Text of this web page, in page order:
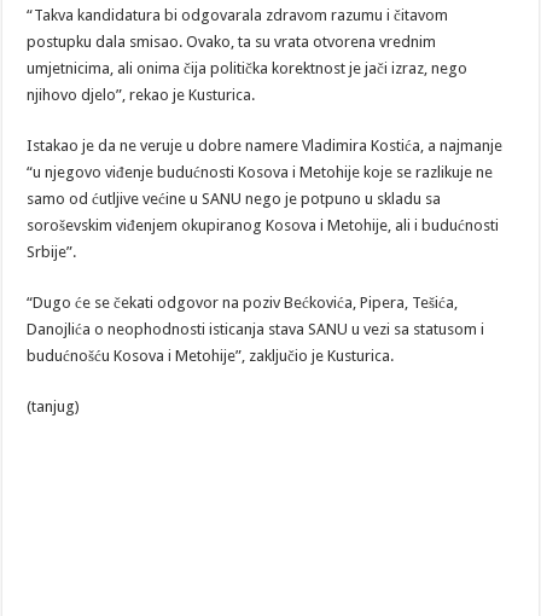
“Takva kandidatura bi odgovarala zdravom razumu i čitavom
postupku dala smisao. Ovako, ta su vrata otvorena vrednim
umjetnicima, ali onima čija politička korektnost je jači izraz, nego
njihovo djelo”, rekao je Kusturica.
Istakao je da ne veruje u dobre namere Vladimira Kostića, a najmanje
“u njegovo viđenje budućnosti Kosova i Metohije koje se razlikuje ne
samo od ćutljive većine u SANU nego je potpuno u skladu sa
soroševskim viđenjem okupiranog Kosova i Metohije, ali i budućnosti
Srbije”.
“Dugo će se čekati odgovor na poziv Bećkovića, Pipera, Tešića,
Danojlića o neophodnosti isticanja stava SANU u vezi sa statusom i
budućnošću Kosova i Metohije”, zaključio je Kusturica.
(tanjug)